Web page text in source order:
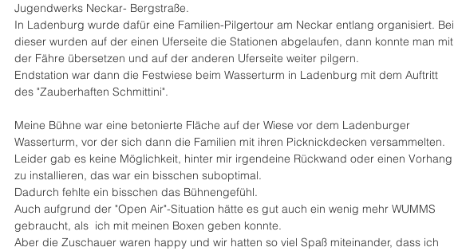
Jugendwerks Neckar- Bergstraße.
In Ladenburg wurde dafür eine Familien-Pilgertour am Neckar entlang organisiert. Bei
dieser wurden auf der einen Uferseite die Stationen abgelaufen, dann konnte man mit
der Fähre übersetzen und auf der anderen Uferseite weiter pilgern.
Endstation war dann die Festwiese beim Wasserturm in Ladenburg mit dem Auftritt
des "Zauberhaften Schmittini".
Meine Bühne war eine betonierte Fläche auf der Wiese vor dem Ladenburger
Wasserturm, vor der sich dann die Familien mit ihren Picknickdecken versammelten.
Leider gab es keine Möglichkeit, hinter mir irgendeine Rückwand oder einen Vorhang
zu installieren, das war ein bisschen suboptimal.
Dadurch fehlte ein bisschen das Bühnengefühl.
Auch aufgrund der "Open Air"-Situation hätte es gut auch ein wenig mehr WUMMS
gebraucht, als  ich mit meinen Boxen geben konnte.
Aber die Zuschauer waren happy und wir hatten so viel Spaß miteinander, dass ich